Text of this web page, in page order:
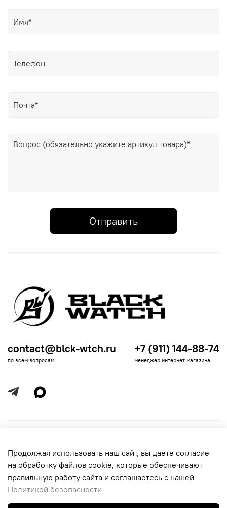
Отправить
Информация для покупателей
contact@blck-wtch.ru
по всем вопросам
+7 (911) 144-88-74
менеджер интернет-магазина
Продолжая использовать наш сайт, вы даете согласие
на обработку файлов cookie, которые обеспечивают
правильную работу сайта и соглашаетесь с нашей
Политикой безопасности
обработки